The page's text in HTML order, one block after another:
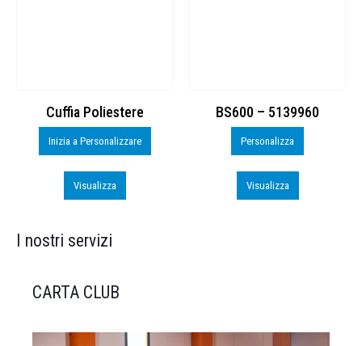
Cuffia Poliestere
Inizia a Personalizzare
Visualizza
BS600 – 5139960
Personalizza
Visualizza
I nostri servizi
CARTA CLUB